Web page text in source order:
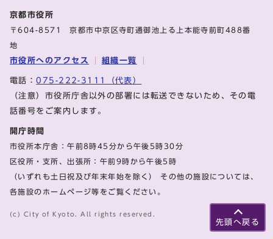
先頭へ戻る
京都市役所
〒604-8571 京都市中京区寺町通御池上る上本能寺前町488番
地
市役所へのアクセス 組織一覧
電話：075-222-3111（代表）
（注意）市役所庁舎以外の部署には転送できないため、その電
話番号をご案内します。
開庁時間
市役所本庁舎：午前8時45分から午後5時30分
区役所・支所、出張所：午前9時から午後5時
（いずれも土日祝及び年末年始を除く） その他の施設については、
各施設のホームページ等をご覧ください。
(c) City of Kyoto. All rights reserved.